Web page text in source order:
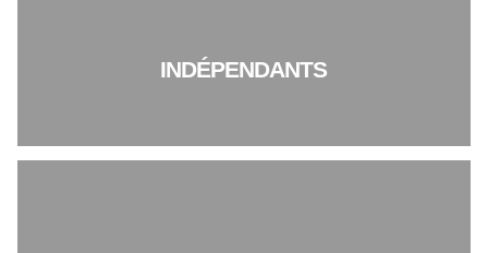
INDÉPENDANTS